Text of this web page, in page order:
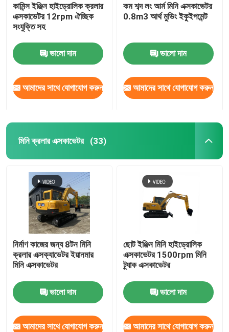
কামিন্স ইঞ্জিন হাইড্রোলিক ক্রলার
এক্সকাভেটর 12rpm ঐচ্ছিক
সংযুক্তি সহ
ভালো দাম
আমাদের সাথে যোগাযোগ করুন
কম শব্দ লং আর্ম মিনি এক্সকাভেটর
0.8m3 আর্থ মুভিং ইকুইপমেন্ট
ভালো দাম
আমাদের সাথে যোগাযোগ করুন
মিনি ক্রলার এক্সকাভেটর (33)
নির্মাণ কাজের জন্য 8টন মিনি
ক্রলার এক্সক্যাভেটর ইয়ানমার
মিনি এক্সকাভেটর
ভালো দাম
আমাদের সাথে যোগাযোগ করুন
ছোট ইঞ্জিন মিনি হাইড্রোলিক
এক্সকাভেটর 1500rpm মিনি
ট্র্যাক এক্সকাভেটর
ভালো দাম
আমাদের সাথে যোগাযোগ করুন